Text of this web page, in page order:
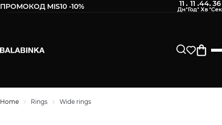
ПРОМОКОД MIS10 -10% 11 : 11 :44:36
Home Rings Wide rings